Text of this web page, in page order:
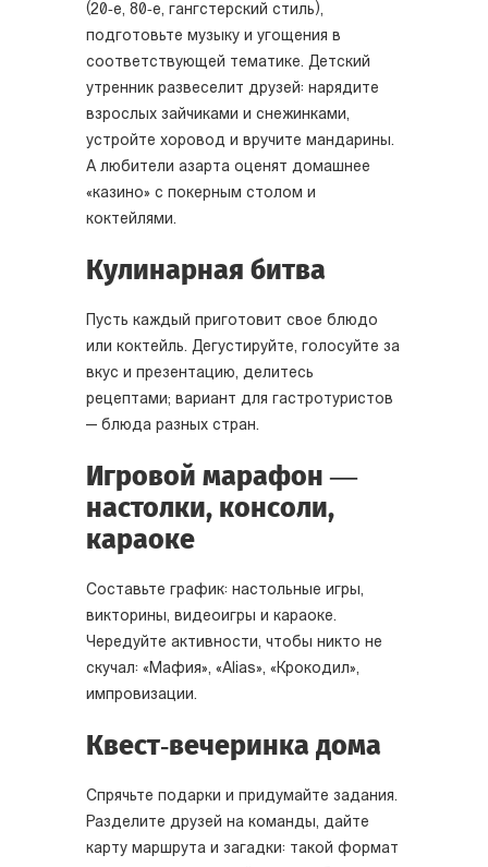
(20‑е, 80‑е, гангстерский стиль),
подготовьте музыку и угощения в
соответствующей тематике. Детский
утренник развеселит друзей: нарядите
взрослых зайчиками и снежинками,
устройте хоровод и вручите мандарины.
А любители азарта оценят домашнее
«казино» с покерным столом и
коктейлями.
Кулинарная битва
Пусть каждый приготовит свое блюдо
или коктейль. Дегустируйте, голосуйте за
вкус и презентацию, делитесь
рецептами; вариант для гастротуристов
— блюда разных стран.
Игровой марафон —
настолки, консоли,
караоке
Составьте график: настольные игры,
викторины, видеоигры и караоке.
Чередуйте активности, чтобы никто не
скучал: «Мафия», «Alias», «Крокодил»,
импровизации.
Квест‑вечеринка дома
Спрячьте подарки и придумайте задания.
Разделите друзей на команды, дайте
карту маршрута и загадки: такой формат